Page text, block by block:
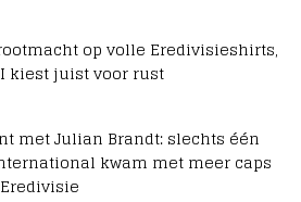
op volle Eredivisieshirts,
kiest juist voor rust
met Julian Brandt: slechts één
kwam met meer caps